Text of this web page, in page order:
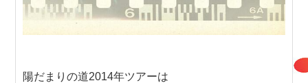
陽だまりの道2014年ツアーは